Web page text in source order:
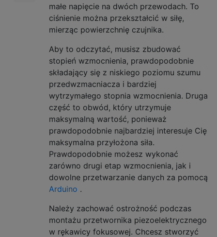
małe napięcie na dwóch przewodach. To
ciśnienie można przekształcić w siłę,
mierząc powierzchnię czujnika.
Aby to odczytać, musisz zbudować
stopień wzmocnienia, prawdopodobnie
składający się z niskiego poziomu szumu
przedwzmacniacza i bardziej
wytrzymałego stopnia wzmocnienia. Druga
część to obwód, który utrzymuje
maksymalną wartość, ponieważ
prawdopodobnie najbardziej interesuje Cię
maksymalna przyłożona siła.
Prawdopodobnie możesz wykonać
zarówno drugi etap wzmocnienia, jak i
dowolne przetwarzanie danych za pomocą
Arduino .
Należy zachować ostrożność podczas
montażu przetwornika piezoelektrycznego
w rękawicy fokusowej. Chcesz stworzyć